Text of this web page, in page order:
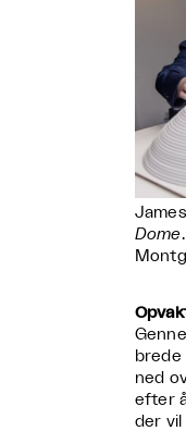
Dome
brede
ned
efter
der vil